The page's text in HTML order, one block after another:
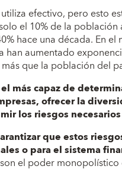
efectivo, pero esto
el 10% de la
hace una década. En
han aumentado
que la población del
más capaz de
ofrecer la
los riesgos
que estos
o para el sistema
el poder